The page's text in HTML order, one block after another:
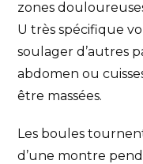
zones
U très spécifique
soulager d’autres
abdomen ou
être massées.
Les boules
d’une montre